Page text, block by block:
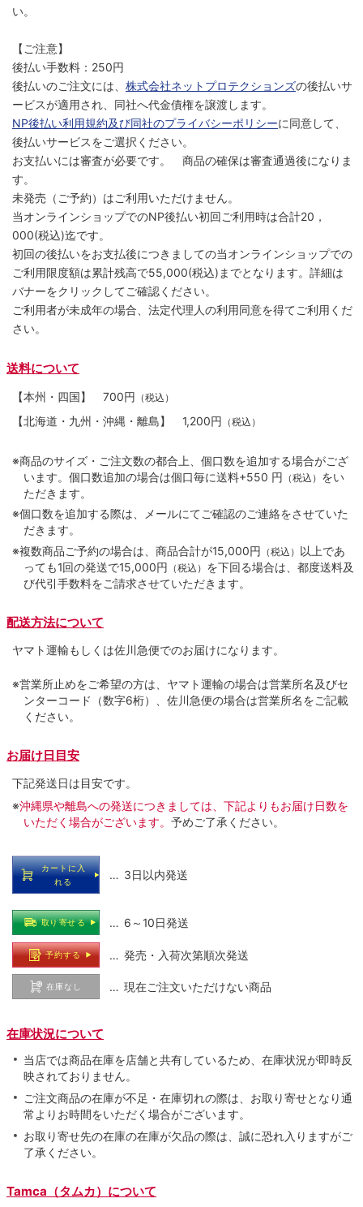
い。
【ご注意】
後払い手数料：250円
後払いのご注文には、 株式会社ネットプロテクションズの後払いサ
ービスが適用され、同社へ代金債権を譲渡します。
NP後払い利用規約及び同社のプライバシーポリシーに同意して、
後払いサービスをご選択ください。
お支払いには審査が必要です。 商品の確保は審査通過後になりま
す。
未発売（ご予約）はご利用いただけません。
当オンラインショップでのNP後払い初回ご利用時は合計20，
000(税込)迄です。
初回の後払いをお支払後につきましての当オンラインショップでの
ご利用限度額は累計残高で55,000(税込)までとなります。詳細は
バナーをクリックしてご確認ください。
ご利用者が未成年の場合、法定代理人の利用同意を得てご利用くだ
さい。
送料について
【本州・四国】 700円 （税込）
【北海道・九州・沖縄・離島】 1,200円 （税込）
※商品のサイズ・ご注文数の都合上、個口数を追加する場合がござ
います。個口数追加の場合は個口毎に送料+550 円 （税込） をい
ただきます。
※個口数を追加する際は、メールにてご確認のご連絡をさせていた
だきます。
※複数商品ご予約の場合は、商品合計が15,000円 （税込） 以上であ
っても1回の発送で15,000円 （税込） を下回る場合は、都度送料及
び代引手数料をご請求させていただきます。
配送方法について
ヤマト運輸もしくは佐川急便でのお届けになります。
※営業所止めをご希望の方は、ヤマト運輸の場合は営業所名及びセ
ンターコード（数字6桁）、佐川急便の場合は営業所名をご記載
ください。
お届け日目安
下記発送日は目安です。
※沖縄県や離島への発送につきましては、下記よりもお届け日数を
いただく場合がございます。 予めご了承ください。
カートに入
れる
… 3日以内発送
取り寄せる … 6～10日発送
予約する … 発売・入荷次第順次発送
在庫なし … 現在ご注文いただけない商品
在庫状況について
当店では商品在庫を店舗と共有しているため、在庫状況が即時反
映されておりません。
ご注文商品の在庫が不足・在庫切れの際は、お取り寄せとなり通
常よりお時間をいただく場合がございます。
お取り寄せ先の在庫の在庫が欠品の際は、誠に恐れ入りますがご
了承ください。
Tamca（タムカ）について